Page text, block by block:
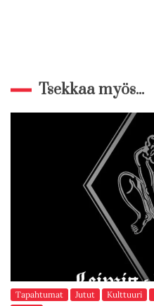
Tsekkaa myös...
Tapahtumat Jutut Kulttuuri